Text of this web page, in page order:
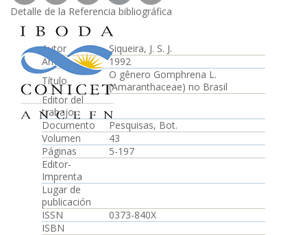
Detalle de la Referencia bibliográfica
Autor
Siqueira, J. S. J.
Año
1992
Título
O gênero Gomphrena L.
(Amaranthaceae) no Brasil
Editor del
trabajo
Documento
Pesquisas, Bot.
Volumen
43
Páginas
5-197
Editor-
Imprenta
Lugar de
publicación
ISSN
0373-840X
ISBN